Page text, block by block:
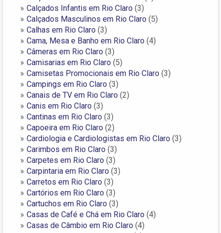
Calçados Infantis em Rio Claro (3)
Calçados Masculinos em Rio Claro (5)
Calhas em Rio Claro (3)
Cama, Mesa e Banho em Rio Claro (4)
Câmeras em Rio Claro (3)
Camisarias em Rio Claro (5)
Camisetas Promocionais em Rio Claro (3)
Campings em Rio Claro (3)
Canais de TV em Rio Claro (2)
Canis em Rio Claro (3)
Cantinas em Rio Claro (3)
Capoeira em Rio Claro (2)
Cardiologia e Cardiologistas em Rio Claro (3)
Carimbos em Rio Claro (3)
Carpetes em Rio Claro (3)
Carpintaria em Rio Claro (3)
Carretos em Rio Claro (3)
Cartórios em Rio Claro (3)
Cartuchos em Rio Claro (3)
Casas de Café e Chá em Rio Claro (4)
Casas de Câmbio em Rio Claro (4)